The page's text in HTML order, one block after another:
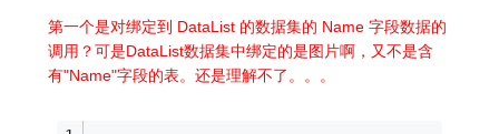
第一个是对绑定到 DataList 的数据集的 Name 字段数据的
调用？可是DataList数据集中绑定的是图片啊，又不是含
有"Name"字段的表。还是理解不了。。。